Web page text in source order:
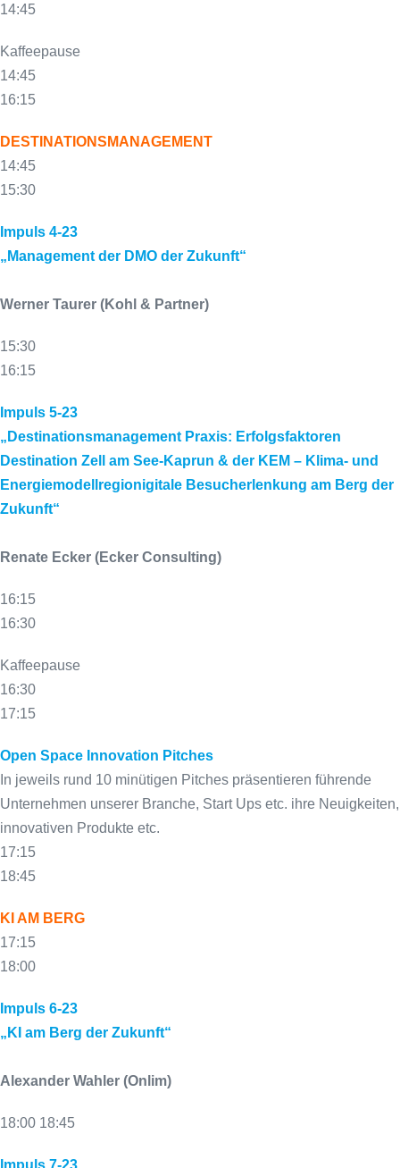
14:45
Kaffeepause
14:45
16:15
DESTINATIONSMANAGEMENT
14:45
15:30
Impuls 4-23
„Management der DMO der Zukunft“
Werner Taurer (Kohl & Partner)
15:30
16:15
Impuls 5-23
„Destinationsmanagement Praxis: Erfolgsfaktoren
Destination Zell am See-Kaprun & der KEM – Klima- und
Energiemodellregionigitale Besucherlenkung am Berg der
Zukunft“
Renate Ecker (Ecker Consulting)
16:15
16:30
Kaffeepause
16:30
17:15
Open Space Innovation Pitches
In jeweils rund 10 minütigen Pitches präsentieren führende
Unternehmen unserer Branche, Start Ups etc. ihre Neuigkeiten,
innovativen Produkte etc.
17:15
18:45
KI AM BERG
17:15
18:00
Impuls 6-23
„KI am Berg der Zukunft“
Alexander Wahler (Onlim)
18:00 18:45